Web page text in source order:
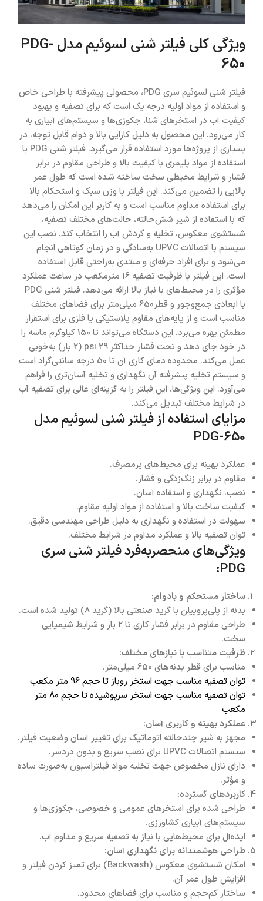
ویژگی کلی فیلتر شنی لسوئیم مدل PDG-
650
فیلتر شنی لسوئیم سری PDG، محصولی پیشرفته با طراحی خاص
و استفاده از مواد اولیه درجه یک است که برای تصفیه و بهبود
کیفیت آب در استخرهای شنا، جکوزی‌ها و سیستم‌های آبیاری به
کار می‌رود. این محصول به دلیل کارایی بالا و دوام قابل توجه، در
بسیاری از پروژه‌ها مورد استفاده قرار می‌گیرد. فیلتر شنی PDG با
استفاده از مواد پلیمری با کیفیت بالا و طراحی مقاوم در برابر
فشار و شرایط محیطی سخت ساخته شده است که طول عمر
بالایی را تضمین می‌کند. این فیلتر با وزن سبک و استحکام بالا
برای استفاده مداوم مناسب است و به کاربر این امکان را می‌دهد
که با استفاده از شیر شش‌حالته، حالت‌های مختلف تصفیه،
شستشوی معکوس، تخلیه و گردش آب را انتخاب کند. نصب این
سیستم با اتصالات UPVC به‌سادگی و در زمان کوتاهی انجام
می‌شود و برای افراد حرفه‌ای و مبتدی به‌راحتی قابل استفاده
است. این فیلتر با ظرفیت تصفیه 16 مترمکعب در ساعت عملکرد
مؤثری را در محیط‌های با نیاز بالا ارائه می‌دهد. فیلتر شنی PDG
با ابعادی جمع‌وجور و قطر650 میلی‌متر برای فضاهای مختلف
مناسب است و از پایه‌های مقاوم پلاستیکی یا فلزی برای استقرار
مطمئن بهره می‌برد. این دستگاه می‌تواند تا 150 کیلوگرم ماسه را
در خود جای دهد و تحت فشار حداکثر 29 psi (2 بار) به‌خوبی
عمل می‌کند. محدوده دمای کاری آن تا 50 درجه سانتی‌گراد است
و سیستم تخلیه پیشرفته آن نگهداری و تخلیه آسان‌تری را فراهم
می‌آورد. این ویژگی‌ها، این فیلتر را به گزینه‌ای عالی برای تصفیه آب
در شرایط مختلف تبدیل می‌کند.
مزایای استفاده از فیلتر شنی لسوئیم مدل
PDG-650
عملکرد بهینه برای محیط‌های پرمصرف.
مقاوم در برابر زنگ‌زدگی و فشار.
نصب، نگهداری و استفاده آسان.
کیفیت ساخت بالا و استفاده از مواد اولیه مقاوم.
سهولت در استفاده و نگهداری به دلیل طراحی مهندسی دقیق.
توان تصفیه بالا و عملکرد مداوم در شرایط مختلف.
ویژگی‌های منحصر‌به‌فرد فیلتر شنی سری
PDG:
ساختار مستحکم و بادوام:
بدنه از پلی‌پروپیلن با گرید صنعتی بالا (گرید 8) تولید شده است.
طراحی مقاوم در برابر فشار کاری تا 2 بار و شرایط شیمیایی
سخت.
ظرفیت متناسب با نیازهای مختلف:
مناسب برای قطر بدنه‌های 650 میلی‌متر.
توان تصفیه مناسب جهت استخر روباز تا حجم 96 متر مکعب
توان تصفیه مناسب جهت استخر سرپوشیده تا حجم 80 متر
مکعب
عملکرد بهینه و کاربری آسان:
مجهز به شیر چندحالته اتوماتیک برای تغییر آسان وضعیت فیلتر.
سیستم اتصالات UPVC برای نصب سریع و بدون دردسر.
دارای نازل مخصوص جهت تخلیه مواد فیلتراسیون به‌صورت ساده
و مؤثر.
کاربردهای گسترده:
طراحی شده برای استخرهای عمومی و خصوصی، جکوزی‌ها و
سیستم‌های آبیاری کشاورزی.
ایده‌آل برای محیط‌هایی با نیاز به تصفیه سریع و مداوم آب.
طراحی هوشمندانه برای نگهداری آسان:
امکان شستشوی معکوس (Backwash) برای تمیز کردن فیلتر و
افزایش طول عمر آن.
ساختار کم‌حجم و مناسب برای فضاهای محدود.